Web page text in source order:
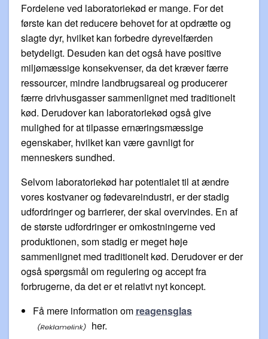
Fordelene ved laboratoriekød er mange. For det
første kan det reducere behovet for at opdrætte og
slagte dyr, hvilket kan forbedre dyrevelfærden
betydeligt. Desuden kan det også have positive
miljømæssige konsekvenser, da det kræver færre
ressourcer, mindre landbrugsareal og producerer
færre drivhusgasser sammenlignet med traditionelt
kød. Derudover kan laboratoriekød også give
mulighed for at tilpasse ernæringsmæssige
egenskaber, hvilket kan være gavnligt for
menneskers sundhed.
Selvom laboratoriekød har potentialet til at ændre
vores kostvaner og fødevareindustri, er der stadig
udfordringer og barrierer, der skal overvindes. En af
de største udfordringer er omkostningerne ved
produktionen, som stadig er meget høje
sammenlignet med traditionelt kød. Derudover er der
også spørgsmål om regulering og accept fra
forbrugerne, da det er et relativt nyt koncept.
Få mere information om reagensglas
her.